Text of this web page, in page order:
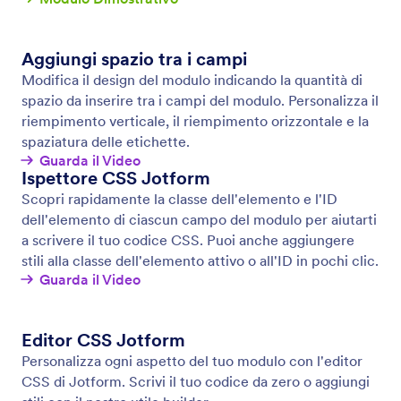
Sfondo Modulo
Dai un tocco personalizzato ai tuoi moduli,
cambiando lo sfondo del tuo modulo. Aggiungi le
tue foto e video, scegli un nuovo colore o livello di
trasparenza, e personalizza altri elementi in pochi
click con il Designer trascina e rilascia di Jotform.